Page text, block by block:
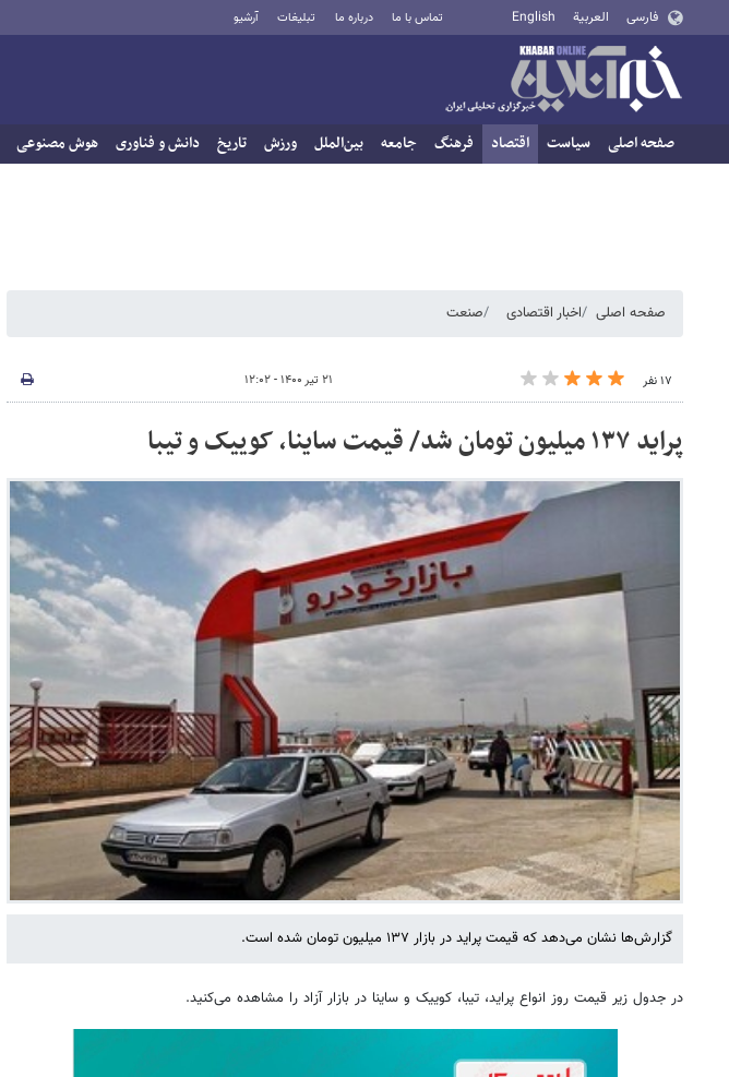
فارسی العربية English تماس با ما درباره ما تبلیغات آرشیو
صفحه اصلی سیاست اقتصاد فرهنگ جامعه بین‌الملل ورزش تاریخ دانش و فناوری هوش مصنوعی
صفحه اصلی اخبار اقتصادی صنعت
۱۷ نفر ۲۱ تیر ۱۴۰۰ - ۱۲:۰۲
پراید ۱۳۷ میلیون تومان شد/ قیمت ساینا، کوییک و تیبا
گزارش‌ها نشان می‌دهد که قیمت پراید در بازار ۱۳۷ میلیون تومان شده است.
در جدول زیر قیمت روز انواع پراید، تیبا، کوییک و ساینا در بازار آزاد را مشاهده می‌کنید.